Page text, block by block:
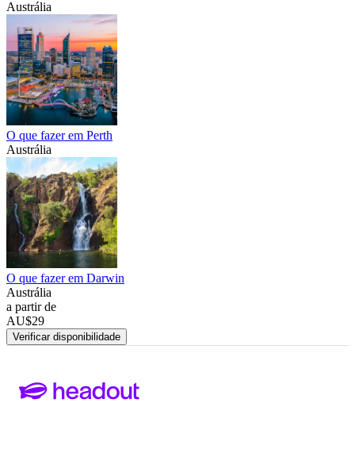
Austrália
O que fazer em Perth
Austrália
O que fazer em Darwin
Austrália
a partir de
AU$29
Verificar disponibilidade